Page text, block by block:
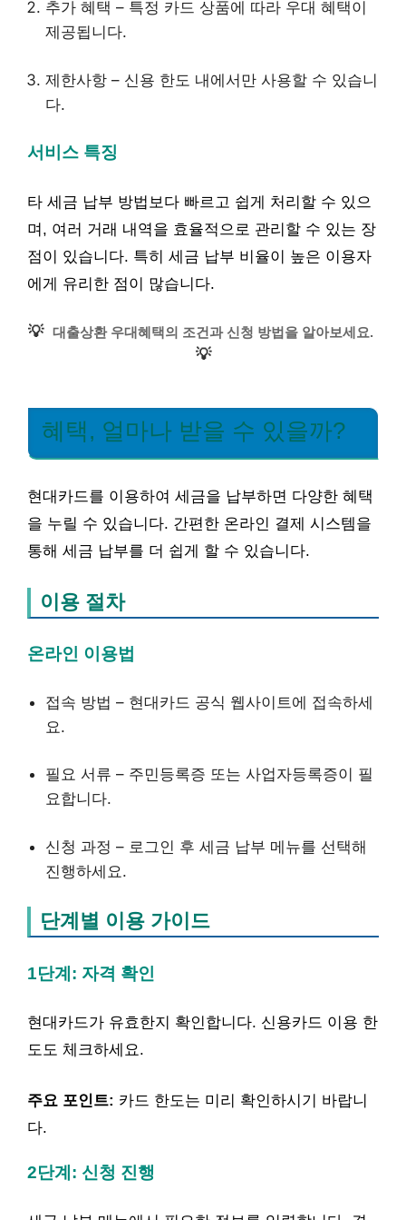
추가 혜택 – 특정 카드 상품에 따라 우대 혜택이
제공됩니다.
제한사항 – 신용 한도 내에서만 사용할 수 있습니
다.
서비스 특징
타 세금 납부 방법보다 빠르고 쉽게 처리할 수 있으
며, 여러 거래 내역을 효율적으로 관리할 수 있는 장
점이 있습니다. 특히 세금 납부 비율이 높은 이용자
에게 유리한 점이 많습니다.
💡 대출상환 우대혜택의 조건과 신청 방법을 알아보세요.
💡
혜택, 얼마나 받을 수 있을까?
현대카드를 이용하여 세금을 납부하면 다양한 혜택
을 누릴 수 있습니다. 간편한 온라인 결제 시스템을
통해 세금 납부를 더 쉽게 할 수 있습니다.
이용 절차
온라인 이용법
접속 방법 – 현대카드 공식 웹사이트에 접속하세
요.
필요 서류 – 주민등록증 또는 사업자등록증이 필
요합니다.
신청 과정 – 로그인 후 세금 납부 메뉴를 선택해
진행하세요.
단계별 이용 가이드
1단계: 자격 확인
현대카드가 유효한지 확인합니다. 신용카드 이용 한
도도 체크하세요.
주요 포인트: 카드 한도는 미리 확인하시기 바랍니
다.
2단계: 신청 진행